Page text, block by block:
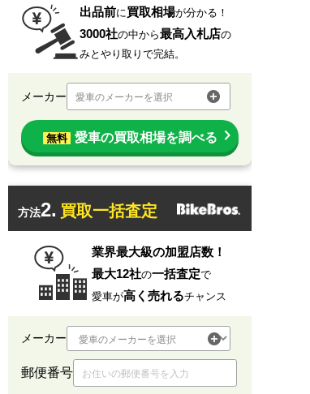
出品前に買取相場が分かる！
3000社の中から最高入札店の
みとやり取りで完結。
メーカー 愛車のメーカーを選択
無料 愛車の買取相場を調べる
方法2. 買取一括査定
業界最大級の加盟店数！
最大12社の一括査定で
愛車が高く売れるチャンス
メーカー
郵便番号